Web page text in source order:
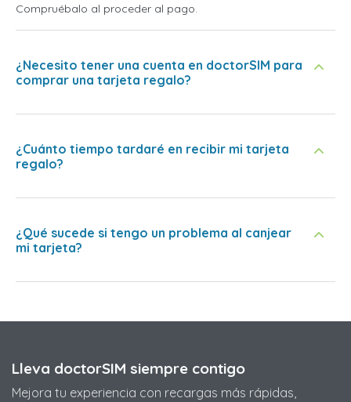
Compruébalo al proceder al pago.
¿Necesito tener una cuenta en doctorSIM para
comprar una tarjeta regalo?
¿Cuánto tiempo tardaré en recibir mi tarjeta
regalo?
¿Qué sucede si tengo un problema al canjear
mi tarjeta?
Lleva doctorSIM siempre contigo
Mejora tu experiencia con recargas más rápidas,